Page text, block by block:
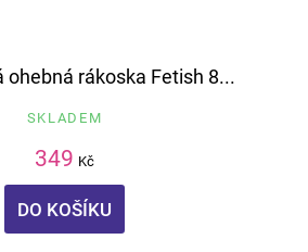
ohebná rákoska Fetish 8...
SKLADEM
349 Kč
DO KOŠÍKU